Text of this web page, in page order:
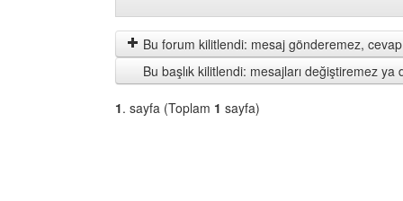
mesajları
göster
by
Bu forum kilitlendi: mesaj gönderemez,
Bu başlık kilitlendi: mesajları değiştiremez ya
1. sayfa (Toplam 1 sayfa)